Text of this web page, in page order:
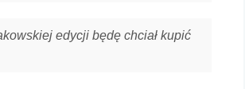
edycji będę chciał kupić